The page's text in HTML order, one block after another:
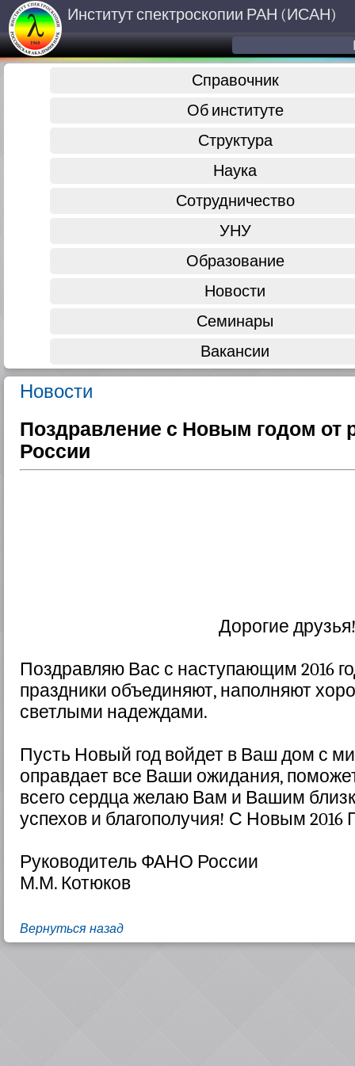
Институт спектроскопии РАН (ИСАН)
Справочник
Об институте
Структура
Наука
Сотрудничество
УНУ
Образование
Новости
Семинары
Вакансии
Новости
Поздравление с Новым годом от
России
Дорогие
Поздравляю Вас с наступающим 2016
праздники объединяют, наполняют
светлыми надеждами.
Пусть Новый год войдет в Ваш дом с
оправдает все Ваши ожидания,
всего сердца желаю Вам и Вашим
успехов и благополучия! С Новым 2016
Руководитель ФАНО России
М.М. Котюков
Вернуться назад